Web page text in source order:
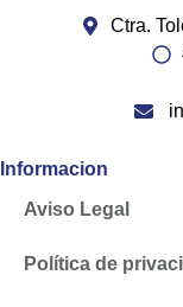
Ctra.
Informacion
Aviso Legal
Política de